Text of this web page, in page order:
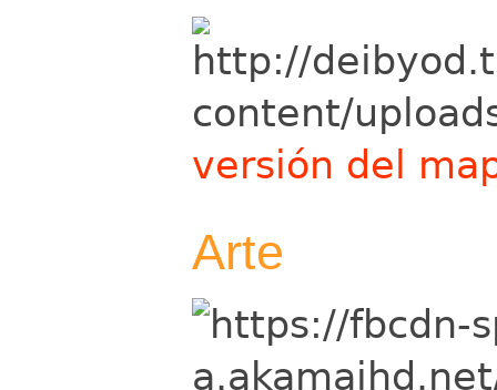
versión del
Arte